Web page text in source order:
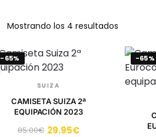
Mostrando los 4 resultados
-65%
SUIZA
CAMISETA SUIZA 2ª
EQUIPACIÓN 2023
85.00€ 29.95€
-65%